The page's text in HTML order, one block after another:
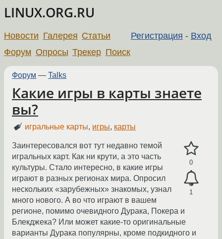
LINUX.ORG.RU
Регистрация - Вход
Новости Галерея Статьи
Форум Опросы Трекер Поиск
Форум — Talks
Какие игры в карты знаете
вы?
игральные карты, игры, карты
0
1
Заинтересовался вот тут недавно темой
игральных карт. Как ни крути, а это часть
культуры. Стало интересно, в какие игры
играют в разных регионах мира. Опросил
нескольких «зарубежных» знакомых, узнал
много нового. А во что играют в вашем
регионе, помимо очевидного Дурака, Покера и
Блекджека? Или может какие-то оригинальные
варианты Дурака популярны, кроме подкидного и